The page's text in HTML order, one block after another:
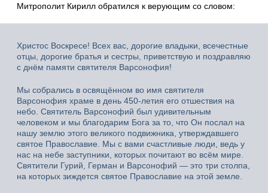
Митрополит Кирилл обратился к верующим со словом:
Христос Воскресе! Всех вас, дорогие владыки, всечестные
отцы, дорогие братья и сестры, приветствую и поздравляю
с днём памяти святителя Варсонофия!
Мы собрались в освящённом во имя святителя
Варсонофия храме в день 450-летия его отшествия на
небо. Святитель Варсонофий был удивительным
человеком и мы благодарим Бога за то, что Он послал на
нашу землю этого великого подвижника, утверждавшего
святое Православие. Мы с вами счастливые люди, ведь у
нас на небе заступники, которых почитают во всём мире.
Святители Гурий, Герман и Варсонофий — это три столпа,
на которых зиждется святое Православие на этой земле.